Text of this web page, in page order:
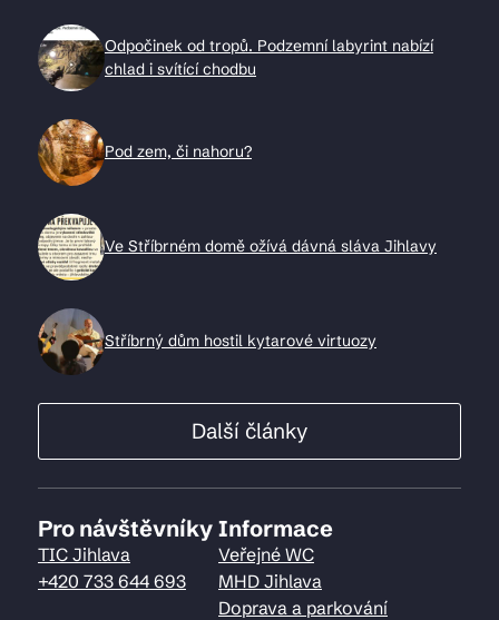
Odpočinek od tropů. Podzemní labyrint nabízí
chlad i svítící chodbu
Pod zem, či nahoru?
Ve Stříbrném domě ožívá dávná sláva Jihlavy
Stříbrný dům hostil kytarové virtuozy
Další články
Pro návštěvníky
TIC Jihlava
+420 733 644 693
Informace
Veřejné WC
MHD Jihlava
Doprava a parkování